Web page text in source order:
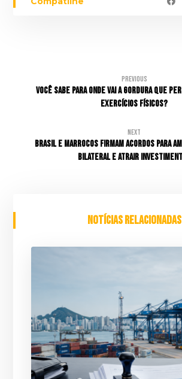
Previous
Você sabe para onde vai a gordura que
exercícios físicos?
Next
Brasil e Marrocos firmam acordos para
bilateral e atrair
Notícias relacionadas